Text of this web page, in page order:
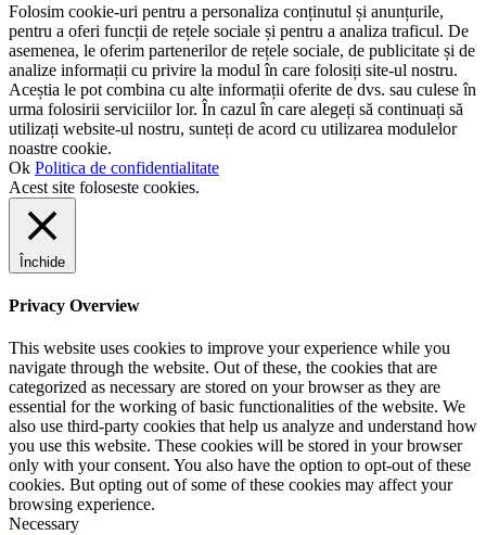
Folosim cookie-uri pentru a personaliza conținutul și anunțurile,
pentru a oferi funcții de rețele sociale și pentru a analiza traficul. De
asemenea, le oferim partenerilor de rețele sociale, de publicitate și de
analize informații cu privire la modul în care folosiți site-ul nostru.
Aceștia le pot combina cu alte informații oferite de dvs. sau culese în
urma folosirii serviciilor lor. În cazul în care alegeți să continuați să
utilizați website-ul nostru, sunteți de acord cu utilizarea modulelor
noastre cookie.
Ok Politica de confidentialitate
Acest site foloseste cookies.
Închide
Privacy Overview
This website uses cookies to improve your experience while you
navigate through the website. Out of these, the cookies that are
categorized as necessary are stored on your browser as they are
essential for the working of basic functionalities of the website. We
also use third-party cookies that help us analyze and understand how
you use this website. These cookies will be stored in your browser
only with your consent. You also have the option to opt-out of these
cookies. But opting out of some of these cookies may affect your
browsing experience.
Necessary